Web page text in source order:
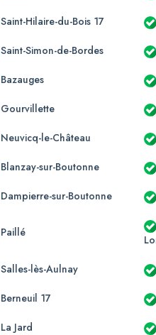
Saint-Hilaire-du-Bois 17
Saint-Simon-de-Bordes
Bazauges
Gourvillette
Neuvicq-le-Château
Blanzay-sur-Boutonne
Dampierre-sur-Boutonne
Paillé
Salles-lès-Aulnay
Berneuil 17
La Jard